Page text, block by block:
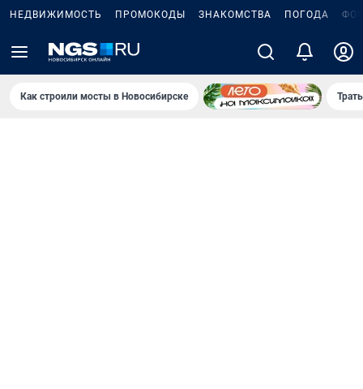
НЕДВИЖИМОСТЬ ПРОМОКОДЫ ЗНАКОМСТВА ПОГОДА
Как строили мосты в Новосибирске